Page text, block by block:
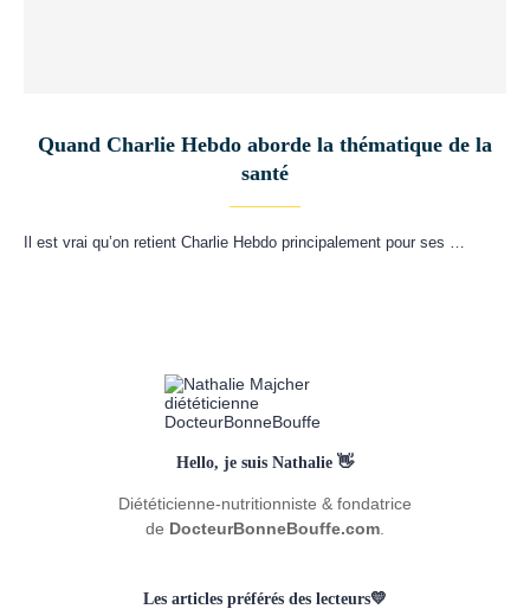
Quand Charlie Hebdo aborde la thématique de la
santé
Il est vrai qu’on retient Charlie Hebdo principalement pour ses …
Hello, je suis Nathalie 👋
Diététicienne-nutritionniste & fondatrice
de DocteurBonneBouffe.com
Les articles préférés des lecteurs💛